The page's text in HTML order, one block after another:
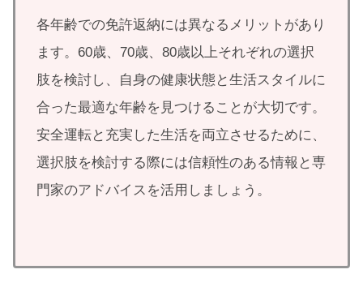
各年齢での免許返納には異なるメリットがあり
ます。60歳、70歳、80歳以上それぞれの選択
肢を検討し、自身の健康状態と生活スタイルに
合った最適な年齢を見つけることが大切です。
安全運転と充実した生活を両立させるために、
選択肢を検討する際には信頼性のある情報と専
門家のアドバイスを活用しましょう。